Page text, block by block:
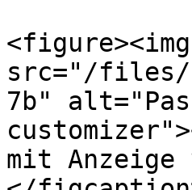
<figure><img
src="/files/
7b"
mit Anzeige